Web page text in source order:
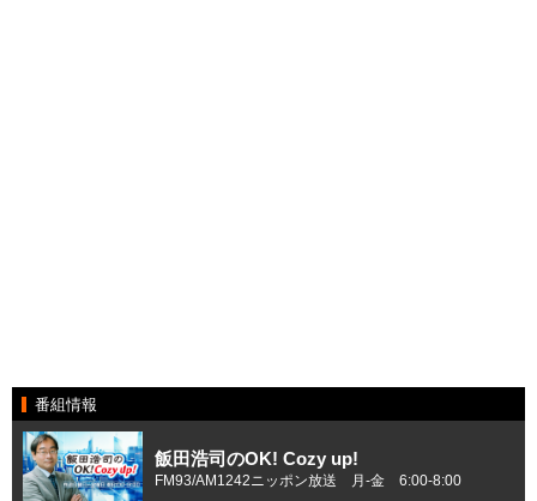
番組情報
飯田浩司のOK! Cozy up!
FM93/AM1242ニッポン放送 月-金 6:00-8:00